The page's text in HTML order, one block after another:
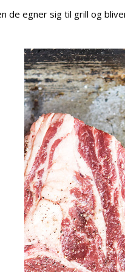
de egner sig til grill og